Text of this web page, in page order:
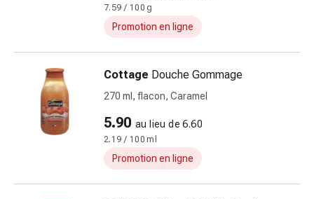
plaies
Sutures
cutanées
colle
tissulaire
7.59 / 100 g
Promotion en ligne
Cottage Douche Gommage
270 ml, flacon, Caramel
5.90 au lieu de 6.60
2.19 / 100 ml
Promotion en ligne